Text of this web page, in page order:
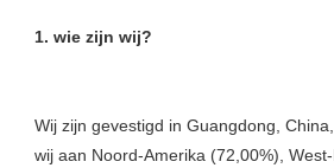
Wij zijn gevestigd in Guangdong,
wij aan Noord-Amerika (72,00%),